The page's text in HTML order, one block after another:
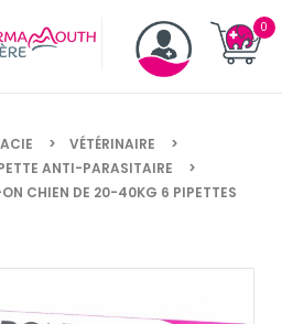
VÉTÉRINAIRE
ANTI-PARASITAIRE
CHIEN DE 20-40KG 6 PIPETTES